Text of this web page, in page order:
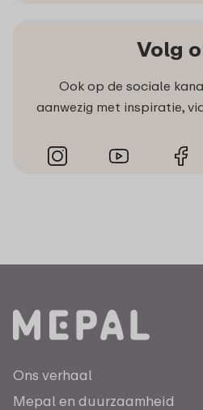
Volg
Ook op de sociale
aanwezig met inspiratie,
Ons verhaal
Mepal en duurzaamheid